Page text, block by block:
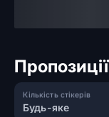
Пропозиції
Будь-яке
Кількість стікерів